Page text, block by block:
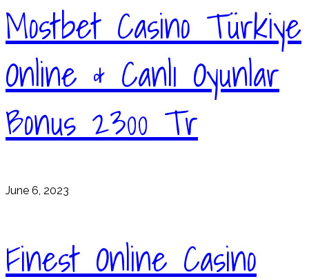
Mostbet Casino Türkiye
Online & Canlı Oyunlar
Bonus 2300 Tr
June 6, 2023
Finest Online Casino